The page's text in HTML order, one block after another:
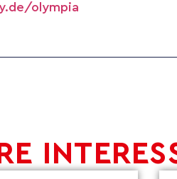
olympia